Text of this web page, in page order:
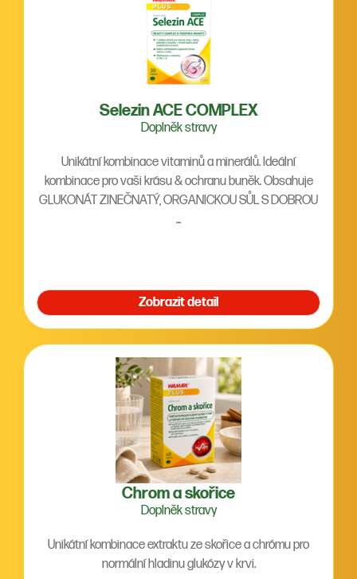
Selezin ACE COMPLEX
Doplněk stravy
Unikátní kombinace vitaminů a minerálů. Ideální
kombinace pro vaši krásu & ochranu buněk. Obsahuje
GLUKONÁT ZINEČNATÝ, ORGANICKOU SŮL S DOBROU
...
Zobrazit detail
Chrom a skořice
Doplněk stravy
Unikátní kombinace extraktu ze skořice a chrómu pro
normální hladinu glukózy v krvi.